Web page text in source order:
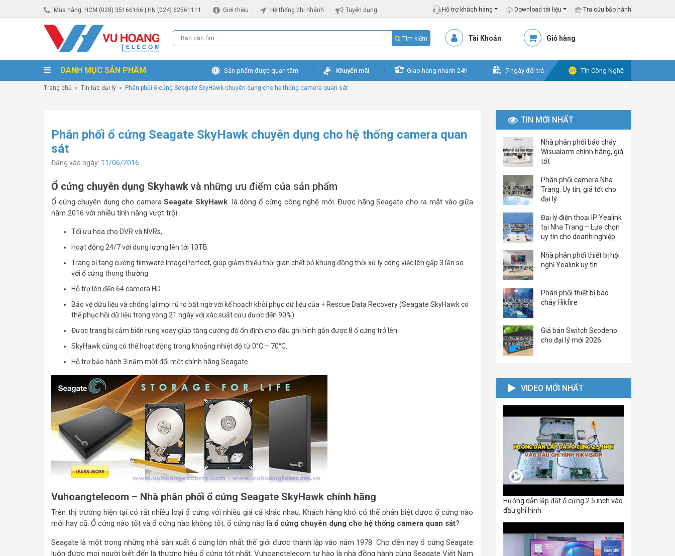
Mua hàng: HCM (028) 35166166 | HN (024) 62561111 Giới thiệu Hệ thống chi nhánh Tuyển dụng Hỗ trợ khách hàng Download tài liệu Tra cứu bảo hành
Tìm kiếm Tài Khoản Giỏ hàng
DANH MỤC SẢN PHẨM Sản phẩm được quan tâm Khuyến mãi Giao hàng nhanh 24h 7 ngày đổi trả Tin Công Nghệ
Trang chủ » Tin tức đại lý » Phân phối ổ cứng Seagate SkyHawk chuyên dụng cho hệ thống camera quan sát
Phân phối ổ cứng Seagate SkyHawk chuyên dụng cho hệ thống camera quan
sát
Đăng vào ngày: 11/06/2016
Ổ cứng chuyên dụng Skyhawk và những ưu điểm của sản phẩm
Ổ cứng chuyên dụng cho cameraSeagate SkyHawk là dòng ổ cứng công nghệ mới. Được hãng Seagate cho ra mắt vào giữa
năm 2016 với nhiều tính năng vượt trội:
Tối ưu hóa cho DVR và NVRs,
Hoạt động 24/7 với dung lượng lên tới 10TB
Trang bị tang cường filmware ImagePerfect, giúp giảm thiểu thời gian chết bỏ khung đồng thời xử lý công việc lên gấp 3 lần so
với ổ cứng thong thường
Hỗ trợ lên đến 64 camera HD
Bảo vệ dữu liệu và chống lại mọi rủ ro bất ngờ với kế hoạch khôi phục dữ liệu của + Rescue Data Recovery (Seagate SkyHawk có
thể phục hồi dữ liệu trong vòng 21 ngày với xác suất cứu được đến 90%)
Được trang bị cảm biến rung xoay giúp tăng cường độ ổn định cho đầu ghi hình gắn được 8 ổ cứng trở lên
SkyHawk cũng có thể hoạt động trong khoảng nhiệt độ từ 0°C – 70°C.
Hỗ trợ bảo hành 3 năm một đổi một chính hãng Seagate.
Vuhoangtelecom – Nhà phân phối ổ cứng Seagate SkyHawk chính hãng
Trên thị trường hiện tại có rất nhiều loại ổ cứng với nhiều giá cả khác nhau. Khách hàng khó có thể phân biệt được ổ cứng nào
mới hay cũ. Ổ cứng nào tốt và ổ cứng nào không tốt, ổ cứng nào là ổ cứng chuyên dụng cho hệ thống camera quan sát?
Seagate là một trong những nhà sản xuất ổ cứng lớn nhất thế giới được thành lập vào năm 1978. Cho đến nay ổ cứng Seagate
luôn được mọi người biết đến là thương hiệu ổ cứng tốt nhất. Vuhoangtelecom tự hào là nhà đồng hành cùng Seagate Việt Nam
TIN MỚI NHẤT
Nhà phân phối báo cháy
Wisualarm chính hãng, giá
tốt
Phân phối camera Nha
Trang: Uy tín, giá tốt cho
đại lý
Đại lý điện thoại IP Yealink
tại Nha Trang – Lựa chọn
uy tín cho doanh nghiệp
Nhà phân phối thiết bị hội
nghị Yealink uy tín
Phân phối thiết bị báo
cháy Hikfire
Giá bán Switch Scodeno
cho đại lý mới 2026
VIDEO MỚI NHẤT
Hướng dẫn lắp đặt ổ cứng 2.5 inch vào
đầu ghi hình